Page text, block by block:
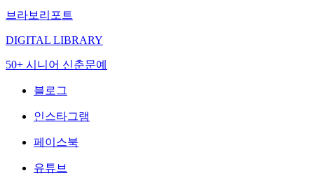
브라보리포트
DIGITAL LIBRARY
50+ 시니어 신춘문예
블로그
인스타그램
페이스북
유튜브